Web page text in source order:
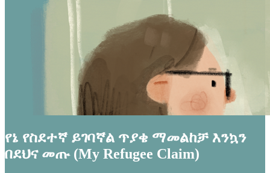
የኔ የስደተኛ ይገባኛል ጥያቄ ማመልከቻ እንኳን
በደህና መጡ (My Refugee Claim)